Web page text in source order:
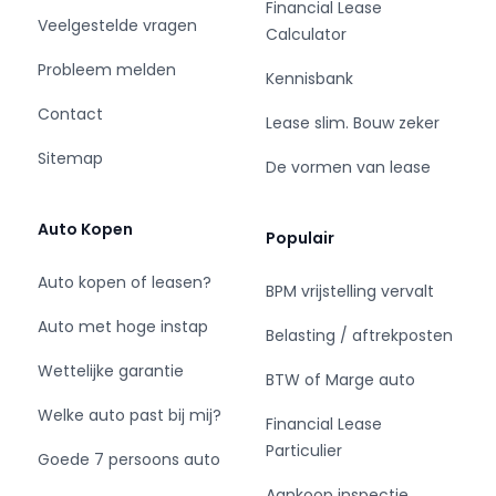
- Elektrische achterklep
- Stuurverwarming
- Elektrisch verstelbare bestuurder stoel met
- Navigatie
- Parkeer assistent
- Ambient lighting
- Adaptief onderstel
- USB aansluiting
- 19'' lichtmetalen velgen
- Enz.
Veelgestelde vragen
Probleem melden
Contact
Sitemap
Auto Kopen
Auto kopen of leasen?
Auto met hoge instap
Wettelijke garantie
Welke auto past bij mij?
Goede 7 persoons auto
Financial Lease
Calculator
Kennisbank
Lease slim. Bouw zeker
De vormen van lease
Populair
BPM vrijstelling vervalt
Belasting / aftrekposten
BTW of Marge auto
Financial Lease
Particulier